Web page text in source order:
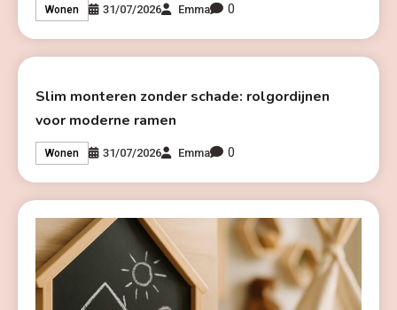
Wonen 31/07/2026 Emma 0
Slim monteren zonder schade: rolgordijnen
voor moderne ramen
Wonen 31/07/2026 Emma 0